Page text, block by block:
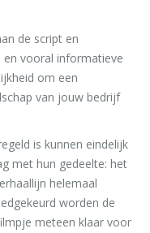
de script en
vooral informatieve
om een
van jouw bedrijf
is kunnen eindelijk
met hun gedeelte: het
helemaal
worden de
meteen klaar voor